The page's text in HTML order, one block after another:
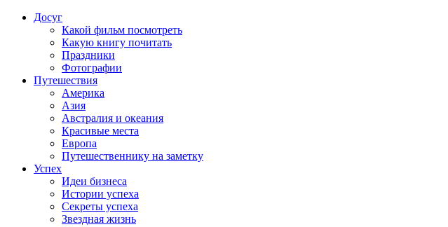
Досуг
Какой фильм посмотреть
Какую книгу почитать
Праздники
Фотографии
Путешествия
Америка
Азия
Австралия и океания
Красивые места
Европа
Путешественнику на заметку
Успех
Идеи бизнеса
Истории успеха
Секреты успеха
Звездная жизнь